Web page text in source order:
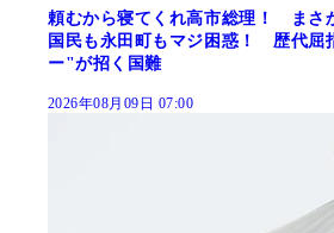
頼むから寝てくれ高市総理！ まさ
国民も永田町もマジ困惑！ 歴代屈
ー"が招く国難
2026年08月09日 07:00